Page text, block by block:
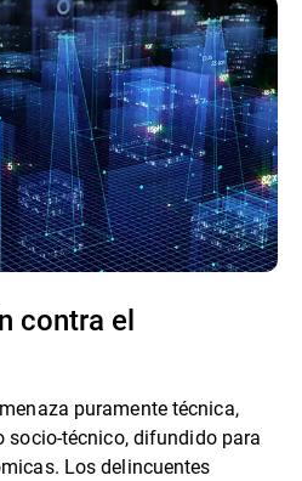
contra el
puramente técnica,
socio-técnico, difundido para
Los delincuentes